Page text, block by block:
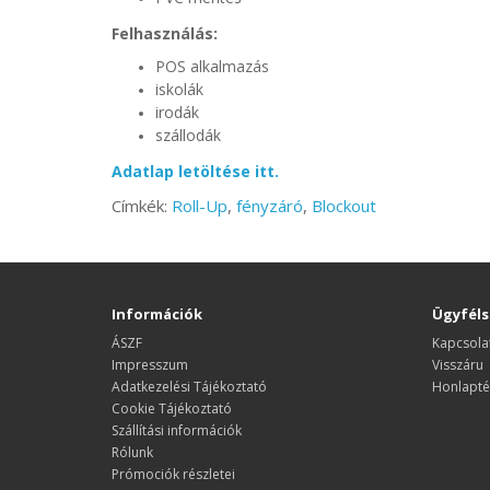
Felhasználás:
POS alkalmazás
iskolák
irodák
szállodák
Adatlap letöltése itt.
Címkék: Roll-Up, fényzáró, Blockout
Információk
ÁSZF
Impresszum
Adatkezelési Tájékoztató
Cookie Tájékoztató
Szállítási információk
Rólunk
Prómociók részletei
Visszáru